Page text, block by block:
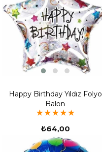
Happy Birthday Yıldız Folyo
Balon
★★★★★
₺64,00